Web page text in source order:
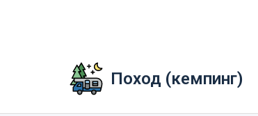
Поход (кемпинг)